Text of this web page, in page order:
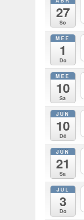
27
So
MEE
1
Do
MEE
10
Sa
JUN
10
Dë
JUN
21
Sa
JUL
3
Do